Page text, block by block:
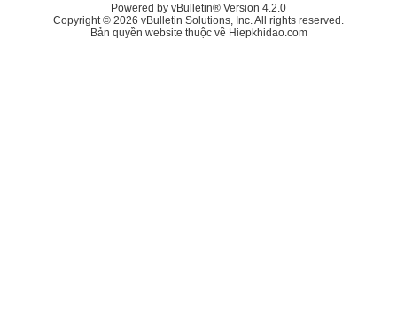
Powered by vBulletin® Version 4.2.0
Copyright © 2026 vBulletin Solutions, Inc. All rights reserved.
Bản quyền website thuộc về Hiepkhidao.com